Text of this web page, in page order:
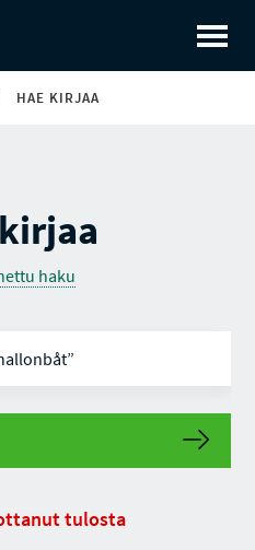
HAE KIRJAA
haku
tulosta